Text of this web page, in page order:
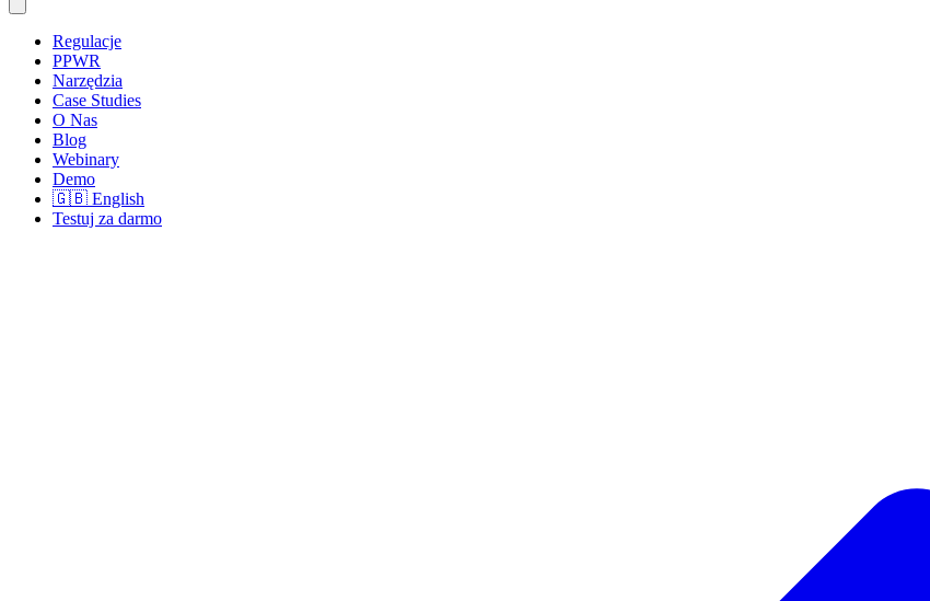
Regulacje
PPWR
Narzędzia
Case Studies
O Nas
Blog
Webinary
Demo
🇬🇧 English
Testuj za darmo